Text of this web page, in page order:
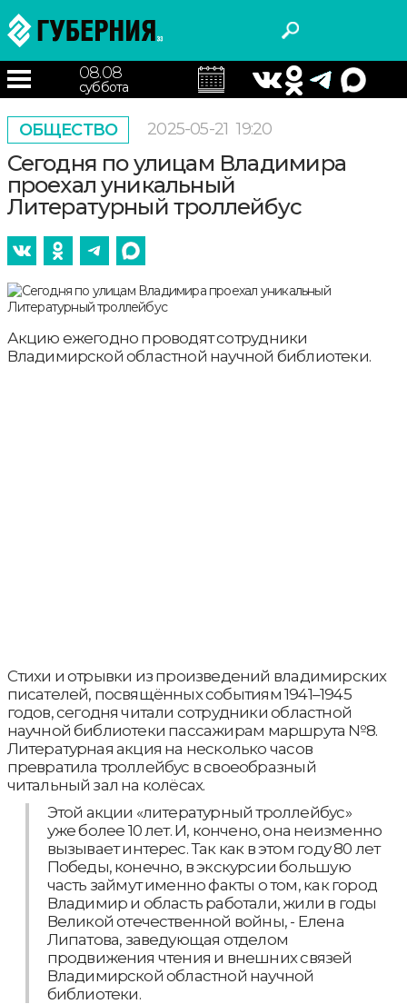
08.08
суббота
ОБЩЕСТВО 2025-05-21 19:20
Сегодня по улицам Владимира
проехал уникальный
Литературный троллейбус
Акцию ежегодно проводят сотрудники
Владимирской областной научной библиотеки.
Стихи и отрывки из произведений владимирских
писателей, посвящённых событиям 1941–1945
годов, сегодня читали сотрудники областной
научной библиотеки пассажирам маршрута №8.
Литературная акция на несколько часов
превратила троллейбус в своеобразный
читальный зал на колёсах.
Этой акции «литературный троллейбус»
уже более 10 лет. И, кончено, она неизменно
вызывает интерес. Так как в этом году 80 лет
Победы, конечно, в экскурсии большую
часть займут именно факты о том, как город
Владимир и область работали, жили в годы
Великой отечественной войны, - Елена
Липатова, заведующая отделом
продвижения чтения и внешних связей
Владимирской областной научной
библиотеки.